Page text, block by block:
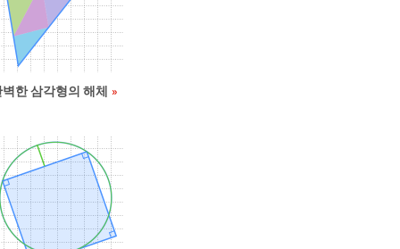
한 삼각형의 해체